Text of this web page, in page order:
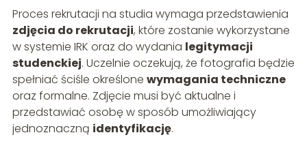
Proces rekrutacji na studia wymaga przedstawienia
zdjęcia do rekrutacji, które zostanie wykorzystane
w systemie IRK oraz do wydania legitymacji
studenckiej. Uczelnie oczekują, że fotografia będzie
spełniać ściśle określone wymagania techniczne
oraz formalne. Zdjęcie musi być aktualne i
przedstawiać osobę w sposób umożliwiający
jednoznaczną identyfikację.